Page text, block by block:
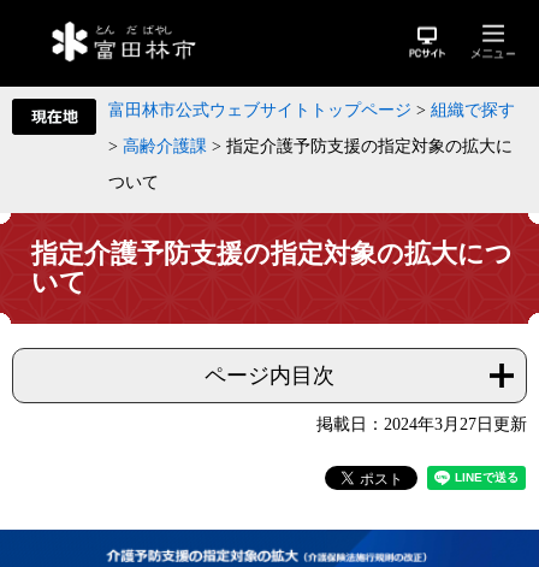
富田林市公式ウェブサイトトップページ > 組織で探す
> 高齢介護課 > 指定介護予防支援の指定対象の拡大に
ついて
指定介護予防支援の指定対象の拡大につ
いて
ページ内目次
掲載日：2024年3月27日更新